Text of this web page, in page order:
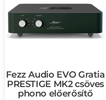
Fezz Audio EVO Gratia
PRESTIGE MK2 csöves
phono előerősítő